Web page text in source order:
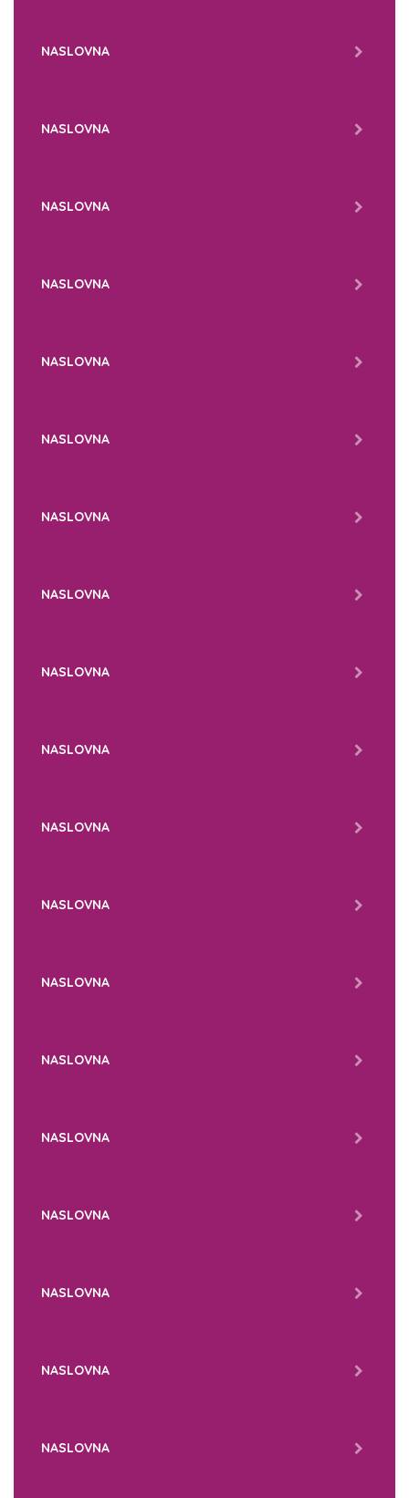
NASLOVNA
NASLOVNA
NASLOVNA
NASLOVNA
NASLOVNA
NASLOVNA
NASLOVNA
NASLOVNA
NASLOVNA
NASLOVNA
NASLOVNA
NASLOVNA
NASLOVNA
NASLOVNA
NASLOVNA
NASLOVNA
NASLOVNA
NASLOVNA
NASLOVNA